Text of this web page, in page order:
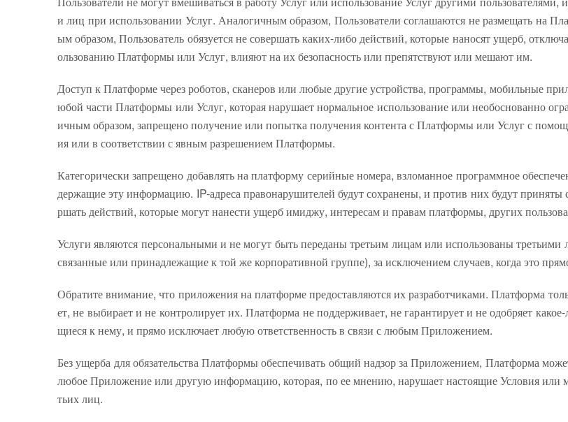
и лиц при использовании Услуг. Аналогичным образом, Пользователи соглашаются не размещать на
ым образом, Пользователь обязуется не совершать каких-либо действий, которые наносят ущерб,
ользованию Платформы или Услуг, влияют на их безопасность или препятствуют или мешают им.
Доступ к Платформе через роботов, сканеров или любые другие устройства, программы, мобильные
юбой части Платформы или Услуг, которая нарушает нормальное использование или необоснованно
ичным образом, запрещено получение или попытка получения контента с Платформы или Услуг с
ия или в соответствии с явным разрешением Платформы.
Категорически запрещено добавлять на платформу серийные номера, взломанное программное
держащие эту информацию. IP-адреса правонарушителей будут сохранены, и против них будут
ршать действий, которые могут нанести ущерб имиджу, интересам и правам платформы, других
Услуги являются персональными и не могут быть переданы третьим лицам или использованы
связанные или принадлежащие к той же корпоративной группе), за исключением случаев, когда это
Обратите внимание, что приложения на платформе предоставляются их разработчиками. Платформа
ет, не выбирает и не контролирует их. Платформа не поддерживает, не гарантирует и не одобряет
щиеся к нему, и прямо исключает любую ответственность в связи с любым Приложением.
Без ущерба для обязательства Платформы обеспечивать общий надзор за Приложением, Платформа
любое Приложение или другую информацию, которая, по ее мнению, нарушает настоящие Условия или
тьих лиц.